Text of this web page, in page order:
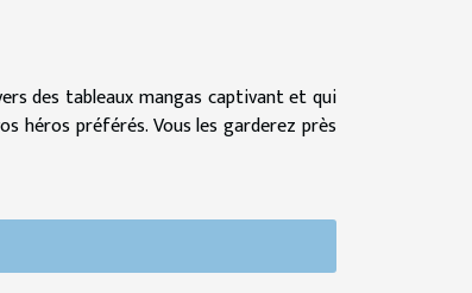
des tableaux mangas captivant et qui
héros préférés. Vous les garderez près